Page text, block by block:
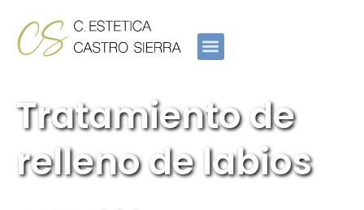
contenido
Tratamiento de
relleno de labios